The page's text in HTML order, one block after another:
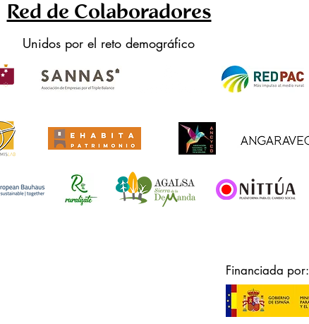
Red de Colaboradores
Unidos por el reto demográfico
Financiada por: